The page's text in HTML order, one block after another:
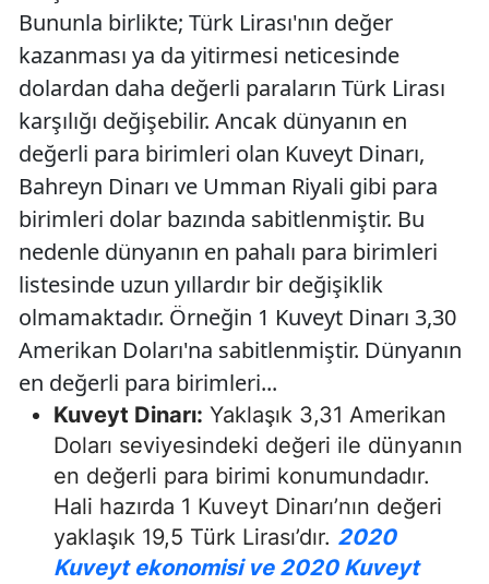
Bununla birlikte; Türk Lirası'nın değer
kazanması ya da yitirmesi neticesinde
dolardan daha değerli paraların Türk Lirası
karşılığı değişebilir. Ancak dünyanın en
değerli para birimleri olan Kuveyt Dinarı,
Bahreyn Dinarı ve Umman Riyali gibi para
birimleri dolar bazında sabitlenmiştir. Bu
nedenle dünyanın en pahalı para birimleri
listesinde uzun yıllardır bir değişiklik
olmamaktadır. Örneğin 1 Kuveyt Dinarı 3,30
Amerikan Doları'na sabitlenmiştir. Dünyanın
en değerli para birimleri...
Kuveyt Dinarı: Yaklaşık 3,31 Amerikan
Doları seviyesindeki değeri ile dünyanın
en değerli para birimi konumundadır.
Hali hazırda 1 Kuveyt Dinarı’nın değeri
yaklaşık 19,5 Türk Lirası’dır. 2020
Kuveyt ekonomisi ve 2020 Kuveyt